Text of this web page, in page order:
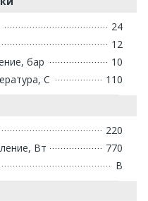
24
12
бар
10
С
110
220
Вт
770
В